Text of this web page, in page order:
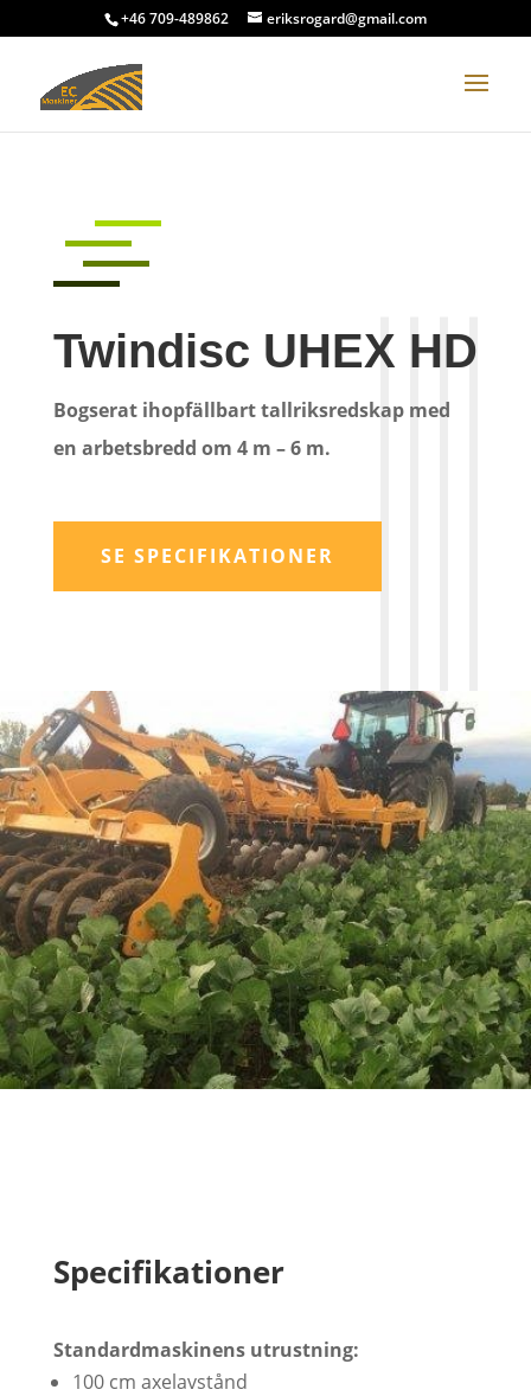
+46 709-489862 eriksrogard@gmail.com
Twindisc UHEX HD
Bogserat ihopfällbart tallriksredskap med
en arbetsbredd om 4 m – 6 m.
SE SPECIFIKATIONER
Specifikationer
Standardmaskinens utrustning:
100 cm axelavstånd